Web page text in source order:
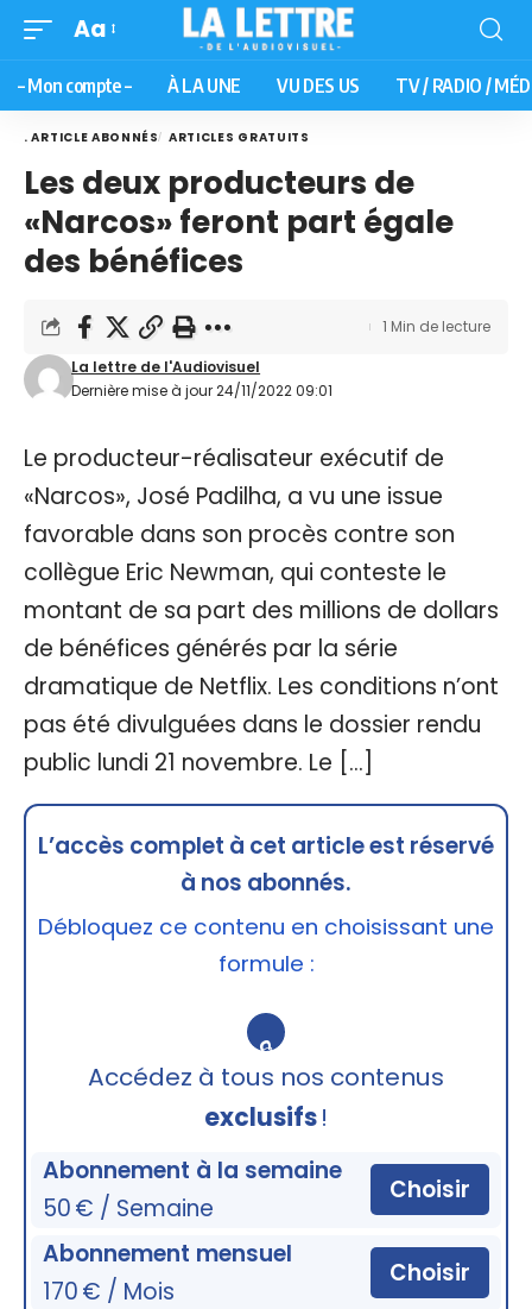
Aa
– Mon compte – À LA UNE VU DES US TV / RADIO /
. ARTICLE ABONNÉS ARTICLES GRATUITS
Les deux producteurs de
«Narcos» feront part égale
des bénéfices
Dernière mise à jour 24/11/2022 09:01
La lettre de l'Audiovisuel
1 Min de lecture
Le producteur-réalisateur exécutif de
«Narcos», José Padilha, a vu une issue
favorable dans son procès contre son
collègue Eric Newman, qui conteste le
montant de sa part des millions de dollars
de bénéfices générés par la série
dramatique de Netflix. Les conditions n’ont
pas été divulguées dans le dossier rendu
public lundi 21 novembre. Le […]
L’accès complet à cet article est réservé
à nos abonnés.
Débloquez ce contenu en choisissant une
formule :
🔒
Accédez à tous nos contenus
exclusifs!
Abonnement à la semaine
50 € / Semaine
Choisir
Abonnement mensuel
170 € / Mois
Choisir